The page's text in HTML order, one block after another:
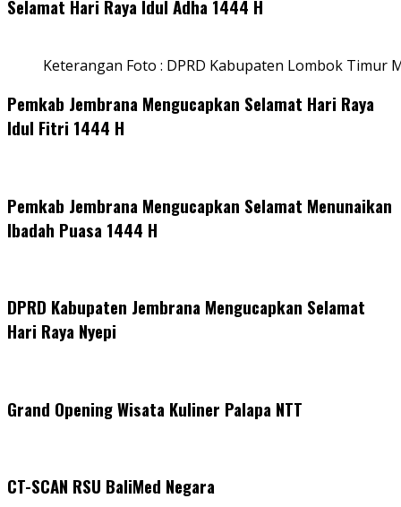
Selamat Hari Raya Idul Adha 1444 H
Keterangan Foto : DPRD Kabupaten Lombok Timur
Pemkab Jembrana Mengucapkan Selamat Hari Raya
Idul Fitri 1444 H
Pemkab Jembrana Mengucapkan Selamat Menunaikan
Ibadah Puasa 1444 H
DPRD Kabupaten Jembrana Mengucapkan Selamat
Hari Raya Nyepi
Grand Opening Wisata Kuliner Palapa NTT
CT-SCAN RSU BaliMed Negara